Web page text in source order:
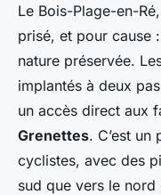
Le Bois-Plage-en-
prisé, et pour cause
nature préservée.
implantés à deux
un accès direct aux
Grenettes. C’est
cyclistes, avec des
sud que vers le nord